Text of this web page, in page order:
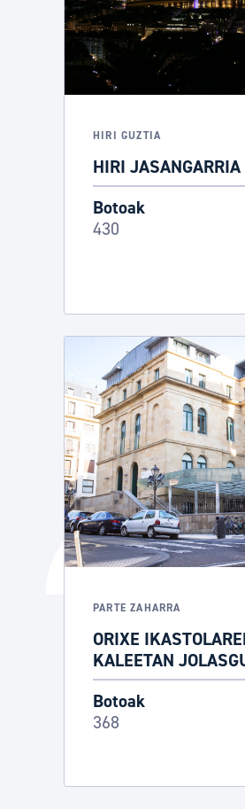
HIRI GUZTIA
HIRI JASANGARRIA
Botoak
430
PARTE ZAHARRA
ORIXE
KALEETAN
Botoak
368